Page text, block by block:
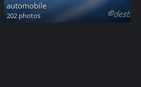
automobile
202 photos